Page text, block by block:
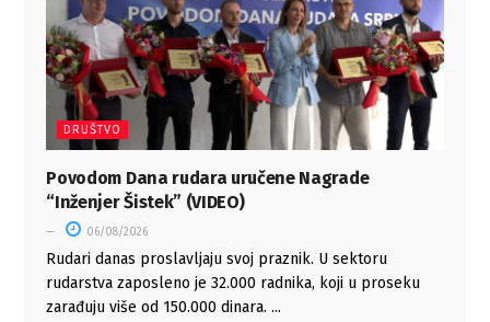
DRUŠTVO
Povodom Dana rudara uručene Nagrade
“Inženjer Šistek” (VIDEO)
06/08/2026
Rudari danas proslavljaju svoj praznik. U sektoru
rudarstva zaposleno je 32.000 radnika, koji u proseku
zarađuju više od 150.000 dinara. ...